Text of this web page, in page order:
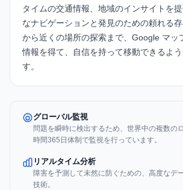
タイムの交通情報、地域のインサイトを
なナビゲーションと発見のための頼れる
から近くの場所の探索まで、Google マッ
情報を得て、自信を持って移動できるよ
す。
グローバル監視
問題を瞬時に検出するため、世界中の複数の
時間365日体制で監視を行っています。
リアルタイム分析
障害を予測して未然に防ぐための、高度なデ
技術。